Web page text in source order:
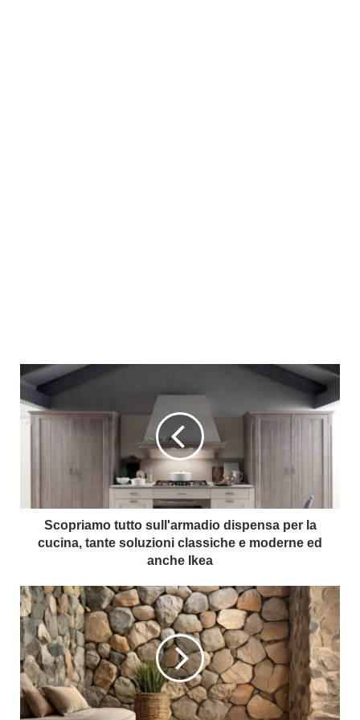
Scopriamo tutto sull'armadio dispensa per la
cucina, tante soluzioni classiche e moderne ed
anche Ikea